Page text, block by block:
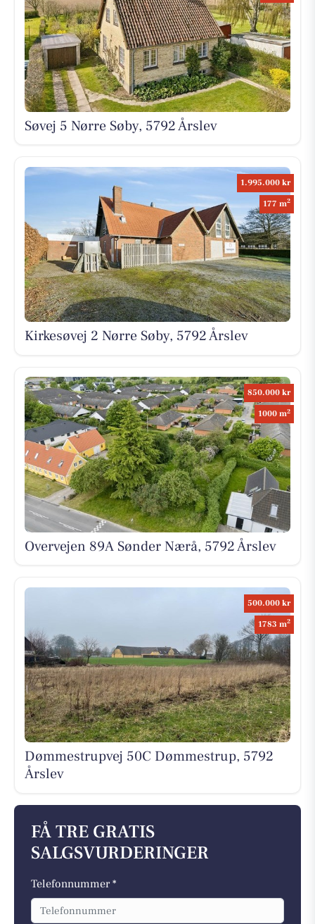
Søvej 5 Nørre Søby, 5792 Årslev
1.995.000 kr
177 m2
Kirkesøvej 2 Nørre Søby, 5792 Årslev
850.000 kr
1000 m2
Overvejen 89A Sønder Nærå, 5792 Årslev
500.000 kr
1783 m2
Dømmestrupvej 50C Dømmestrup, 5792
Årslev
FÅ TRE GRATIS
SALGSVURDERINGER
Telefonnummer *